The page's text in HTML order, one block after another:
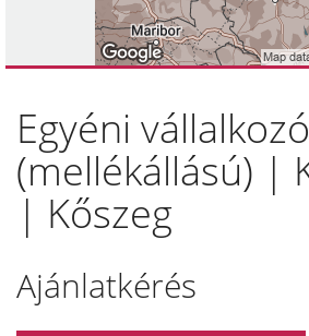
Egyéni vállalkozó
(mellékállású) |
| Kőszeg
Ajánlatkérés